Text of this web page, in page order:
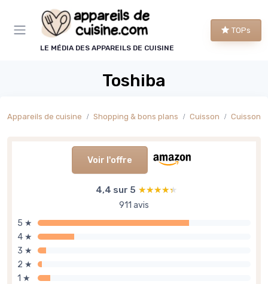
LE MÉDIA DES APPAREILS DE CUISINE
TOPs
Toshiba
Appareils de cuisine Shopping & bons plans Cuisson Cuisson
Voir l'offre
4,4 sur 5 ★★★★★
★★★★★
911 avis
5 ★
4 ★
3 ★
2 ★
1 ★
Panneau de gestion des cookies